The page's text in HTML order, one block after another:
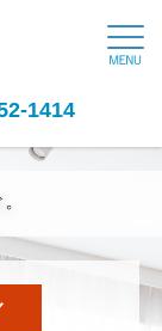
1414